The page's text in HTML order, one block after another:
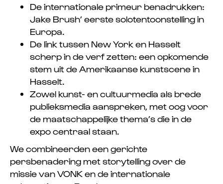
De internationale primeur benadrukken:
Jake Brush’ eerste solotentoonstelling in
Europa.
De link tussen New York en Hasselt
scherp in de verf zetten: een opkomende
stem uit de Amerikaanse kunstscene in
Hasselt.
Zowel kunst- en cultuurmedia als brede
publieksmedia aanspreken, met oog voor
de maatschappelijke thema’s die in de
expo centraal staan.
We combineerden een gerichte
persbenadering met storytelling over de
missie van VONK en de internationale